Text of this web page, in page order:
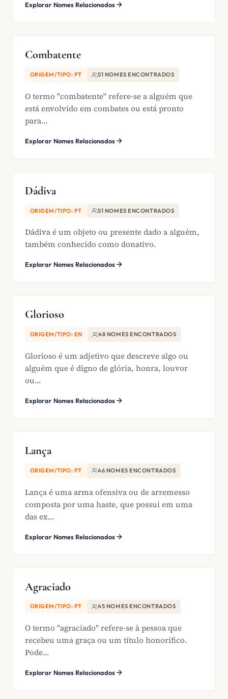
Explorar Nomes Relacionados
Combatente
ORIGEM/TIPO: PT 51 NOMES ENCONTRADOS
O termo "combatente" refere-se a alguém que
está envolvido em combates ou está pronto
para...
Explorar Nomes Relacionados
Dádiva
ORIGEM/TIPO: PT 51 NOMES ENCONTRADOS
Dádiva é um objeto ou presente dado a alguém,
também conhecido como donativo.
Explorar Nomes Relacionados
Glorioso
ORIGEM/TIPO: EN 48 NOMES ENCONTRADOS
Glorioso é um adjetivo que descreve algo ou
alguém que é digno de glória, honra, louvor
ou...
Explorar Nomes Relacionados
Lança
ORIGEM/TIPO: PT 46 NOMES ENCONTRADOS
Lança é uma arma ofensiva ou de arremesso
composta por uma haste, que possui em uma
das ex...
Explorar Nomes Relacionados
Agraciado
ORIGEM/TIPO: PT 45 NOMES ENCONTRADOS
O termo "agraciado" refere-se à pessoa que
recebeu uma graça ou um título honorífico.
Pode...
Explorar Nomes Relacionados